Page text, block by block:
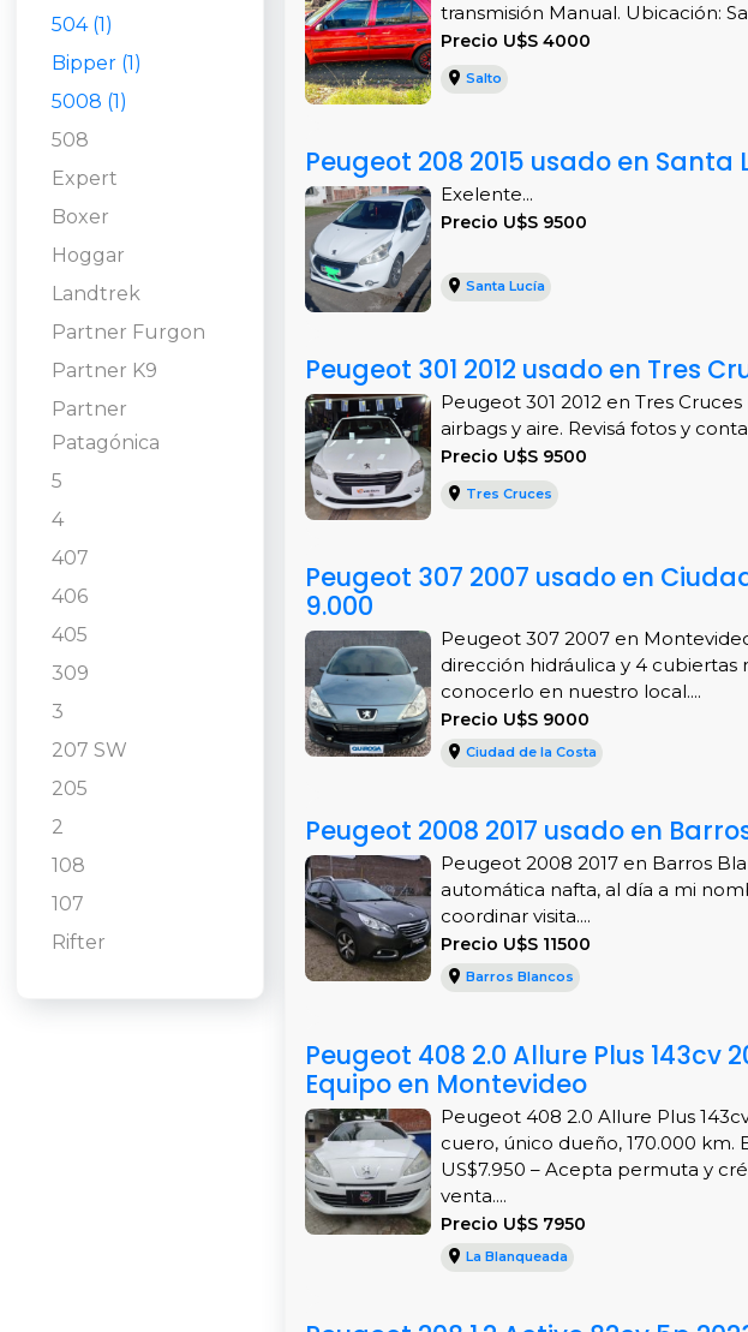
504 (1)
Bipper (1)
5008 (1)
508
Expert
Boxer
Hoggar
Landtrek
Partner Furgon
Partner K9
Partner
Patagónica
5
4
407
406
405
309
3
207 SW
205
2
108
107
Rifter
transmisión Manual. Ubicación:
Precio U$S 4000
Salto
Peugeot 208 2015 usado en Santa
Exelente...
Precio U$S 9500
Santa Lucía
Peugeot 301 2012 usado en Tres
Peugeot 301 2012 en Tres
airbags y aire. Revisá fotos y
Precio U$S 9500
Tres Cruces
Peugeot 307 2007 usado en
9.000
Peugeot 307 2007 en
dirección hidráulica y 4 cubiertas
conocerlo en nuestro local....
Precio U$S 9000
Ciudad de la Costa
Peugeot 2008 2017 usado en
Peugeot 2008 2017 en Barros
automática nafta, al día a mi
coordinar visita....
Precio U$S 11500
Barros Blancos
Peugeot 408 2.0 Allure Plus 143cv
Equipo en Montevideo
Peugeot 408 2.0 Allure Plus
cuero, único dueño, 170.000
US$7.950 – Acepta permuta y
venta....
Precio U$S 7950
La Blanqueada